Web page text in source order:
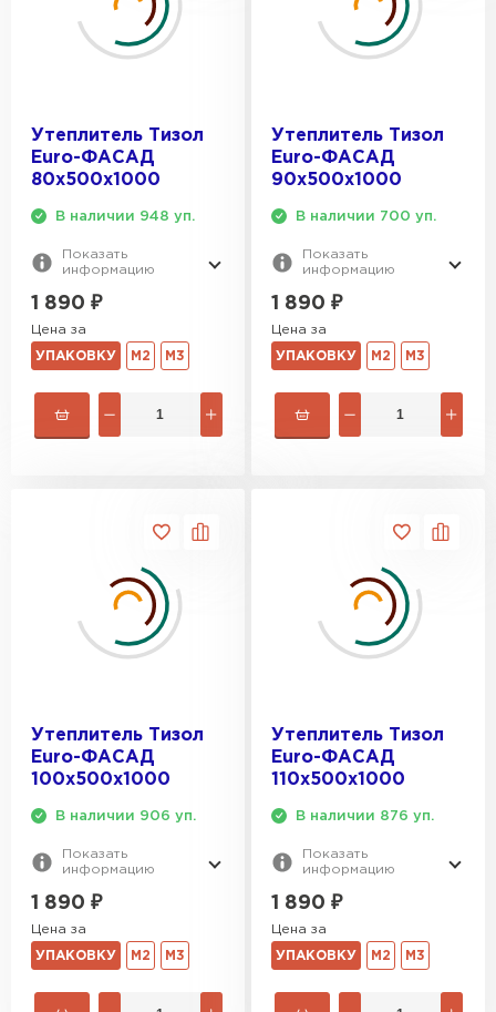
Утеплитель Тизол
Euro-ФАСАД
80х500х1000
В наличии 948 уп.
Показать
информацию
1 890 ₽
Цена за
УПАКОВКУ М2 М3
Утеплитель Тизол
Euro-ФАСАД
90х500х1000
В наличии 700 уп.
Показать
информацию
1 890 ₽
Цена за
УПАКОВКУ М2 М3
Утеплитель Тизол
Euro-ФАСАД
100х500х1000
В наличии 906 уп.
Показать
информацию
1 890 ₽
Цена за
УПАКОВКУ М2 М3
Утеплитель Тизол
Euro-ФАСАД
110х500х1000
В наличии 876 уп.
Показать
информацию
1 890 ₽
Цена за
УПАКОВКУ М2 М3
Рулонная кровля Брит
Утеплитель Isoroc
Утеплитель Isover
Утеплитель Paroc
Утеплитель Penoplex
Утеплитель Тимплэкс